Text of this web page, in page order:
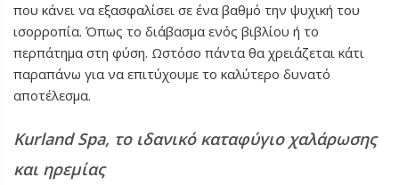
που κάνει να εξασφαλίσει σε ένα βαθμό την ψυχική του
ισορροπία. Όπως το διάβασμα ενός βιβλίου ή το
περπάτημα στη φύση. Ωστόσο πάντα θα χρειάζεται κάτι
παραπάνω για να επιτύχουμε το καλύτερο δυνατό
αποτέλεσμα.
Kurland Spa, το ιδανικό καταφύγιο χαλάρωσης
και ηρεμίας